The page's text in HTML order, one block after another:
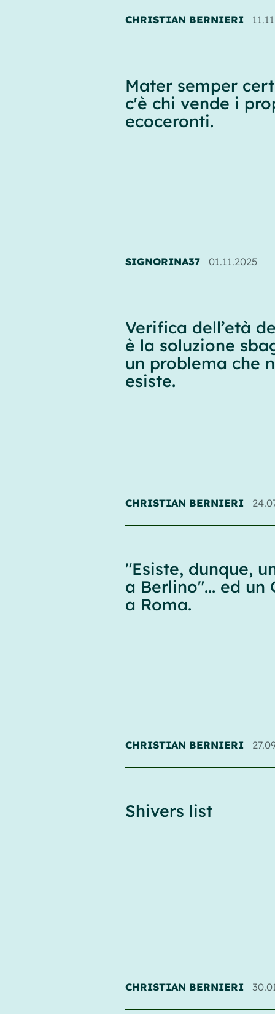
CHRISTIAN BERNIERI
Mater semper
c'è chi vende i
ecoceronti.
SIGNORINA37 01.11.2025
Verifica dell’età
è la soluzione
un problema che
esiste.
CHRISTIAN BERNIERI
"Esiste, dunque,
a Berlino"... ed un
a Roma.
CHRISTIAN BERNIERI
Shivers list
CHRISTIAN BERNIERI